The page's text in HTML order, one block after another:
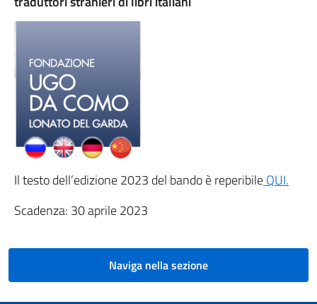
Il testo dell’edizione 2023 del bando è reperibileQUI.
Scadenza: 30 aprile 2023
Naviga nella sezione